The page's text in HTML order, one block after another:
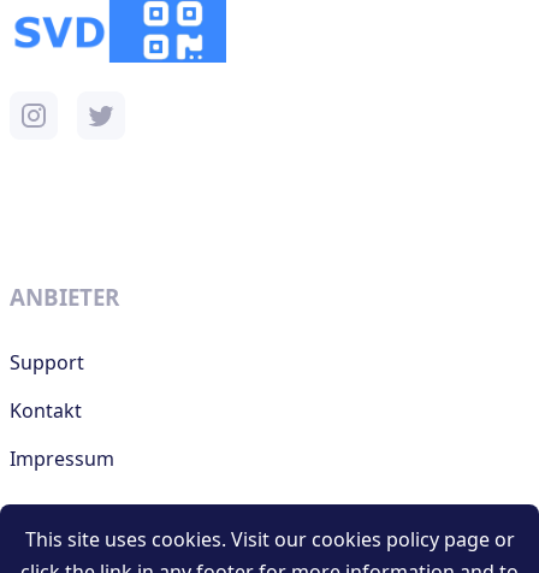
ANBIETER
Support
Kontakt
Impressum
RESOURCES
This site uses cookies. Visit our cookies policy page or